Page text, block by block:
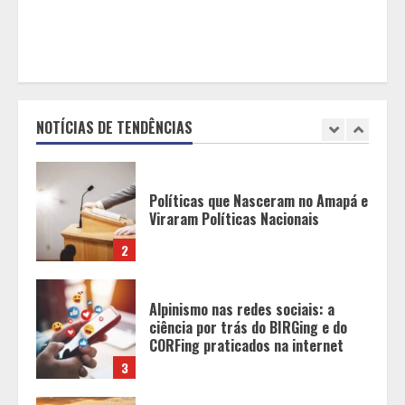
NOTÍCIAS DE TENDÊNCIAS
2
Políticas que Nasceram no Amapá e
3
Alpinismo nas redes sociais: a
ciência por trás do BIRGing e do
CORFing praticados na internet
4
Fui impactado, agora é tarde!